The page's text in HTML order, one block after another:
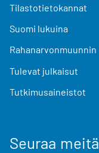
Tilastotietokannat
Suomi lukuina
Rahanarvonmuunnin
Tulevat julkaisut
Tutkimusaineistot
Seuraa meitä